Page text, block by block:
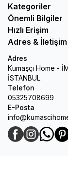
Kategoriler
Önemli Bilgiler
Hızlı Erişim
Adres & İletişim
Adres
Kumaşçı Home -
İSTANBUL
Telefon
05325708699
E-Posta
Facebook
Instagram